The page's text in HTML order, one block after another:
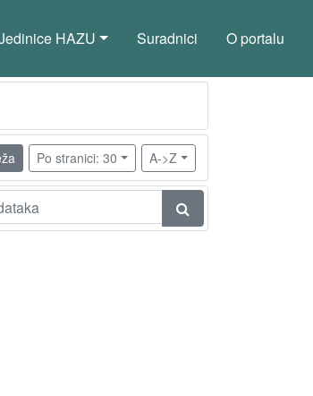
HAZU Suradnici O portalu
Po stranici: 30 A->Z